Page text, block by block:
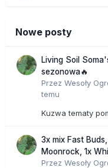
Nowe posty
Living Soil
sezonowa🔥
Przez Wesoły
temu
Kuzwa tematy
3x mix Fast
Moonrock, 1x
Przez Wesoły